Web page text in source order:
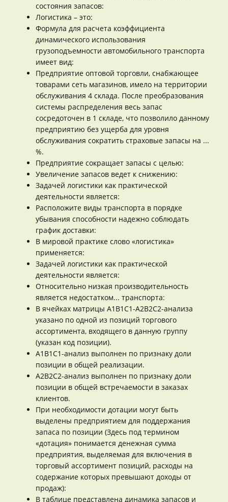
состояния запасов:
Логистика – это:
Формула для расчета коэффициента
динамического использования
грузоподъемности автомобильного транспорта
имеет вид:
Предприятие оптовой торговли, снабжающее
товарами сеть магазинов, имело на территории
обслуживания 4 склада. После преобразования
системы распределения весь запас
сосредоточен в 1 складе, что позволило данному
предприятию без ущерба для уровня
обслуживания сократить страховые запасы на ...
%.
Предприятие сокращает запасы с целью:
Увеличение запасов ведет к снижению:
Задачей логистики как практической
деятельности является:
Расположите виды транспорта в порядке
убывания способности надежно соблюдать
график доставки:
В мировой практике слово «логистика»
применяется:
Задачей логистики как практической
деятельности является:
Относительно низкая производительность
является недостатком... транспорта:
В ячейках матрицы А1В1С1-А2В2С2-анализа
указано по одной из позиций торгового
ассортимента, входящего в данную группу
(указан код позиции).
А1В1С1-анализ выполнен по признаку доли
позиции в общей реализации.
А2В2С2-анализ выполнен по признаку доли
позиции в общей встречаемости в заказах
клиентов.
При необходимости дотации могут быть
выделены предприятием для поддержания
запаса по позиции (Здесь под термином
«дотация» понимается денежная сумма
предприятия, выделяемая для включения в
торговый ассортимент позиций, расходы на
содержание которых превышают доходы от
продаж):
В таблице представлена динамика запасов и